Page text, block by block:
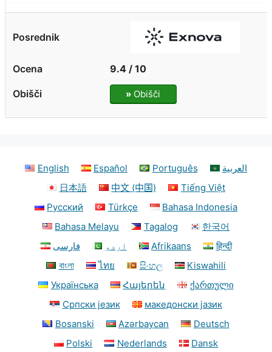
9.4 / 10
» Obišči
English Español Português
العربية
日本語
中文 (中国)
Tiếng Việt
Русский
Türkçe
Bahasa Indonesia
Bahasa Melayu
Tagalog
한국어
فارسی
اردو Afrikaans
हिन्दी
বাংলা
ไทย සිංහල
Kiswahili
Українська
Հայերեն
ქართული
Српски језик
македонски јазик
Bosanski
Azərbaycan
Deutsch
Polski
Nederlands Dansk